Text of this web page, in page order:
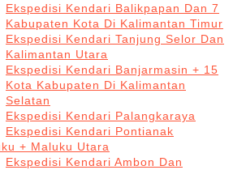
Ekspedisi Kendari Balikpapan Dan 7
Kabupaten Kota Di Kalimantan Timur
Ekspedisi Kendari Tanjung Selor Dan
Kalimantan Utara
Ekspedisi Kendari Banjarmasin + 15
Kota Kabupaten Di Kalimantan
Selatan
Ekspedisi Kendari Palangkaraya
Ekspedisi Kendari Pontianak
+ Maluku Utara
Ekspedisi Kendari Ambon Dan